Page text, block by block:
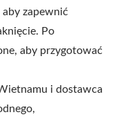
zapewnić
Po
aby przygotować
i dostawca